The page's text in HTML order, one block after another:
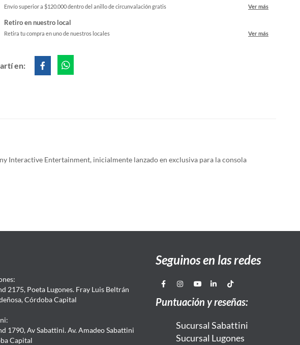
Envío superior a $120.000 dentro del anillo de circunvalación gratis Ver más
Retiro en nuestro local
Retira tu compra en uno de nuestros locales Ver más
en:
Interactive Entertainment, inicialmente lanzado en exclusiva para la consola
2175, Poeta Lugones. Fray Luis Beltrán
Córdoba Capital
1790, Av Sabattini. Av. Amadeo Sabattini
Capital
Seguinos en las redes
Puntuación y reseñas:
Sucursal Sabattini
Sucursal Lugones